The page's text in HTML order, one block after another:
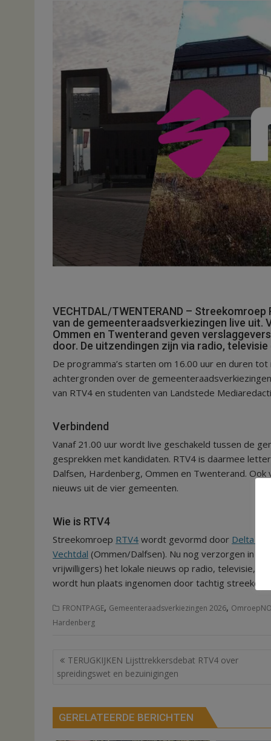
VECHTDAL/TWENTERAND –
van de gemeenteraadsverkiezingen live uit.
Ommen en Twenterand geven
door. De uitzendingen zijn via radio,
De programma’s starten om 16.00 uur en duren
achtergronden over de
van RTV4 en studenten van Landstede
Verbindend
Vanaf 21.00 uur wordt live geschakeld tussen de
gesprekken met kandidaten. RTV4 is daarmee
Dalfsen, Hardenberg, Ommen en Twenterand.
nieuws uit de vier gemeenten.
Wie is RTV4
Streekomroep RTV4 wordt gevormd door Delta
Vechtdal (Ommen/Dalfsen). Nu nog verzorgen in
vrijwilligers) het lokale nieuws op radio, televisie,
wordt hun plaats ingenomen door tachtig
FRONTPAGE, Gemeenteraadsverkiezingen 2026,
Hardenberg
Bericht
navigatie
TERUGKIJKEN Lijsttrekkersdebat RTV4 over
spreidingswet en bezuinigingen
GERELATEERDE BERICHTEN